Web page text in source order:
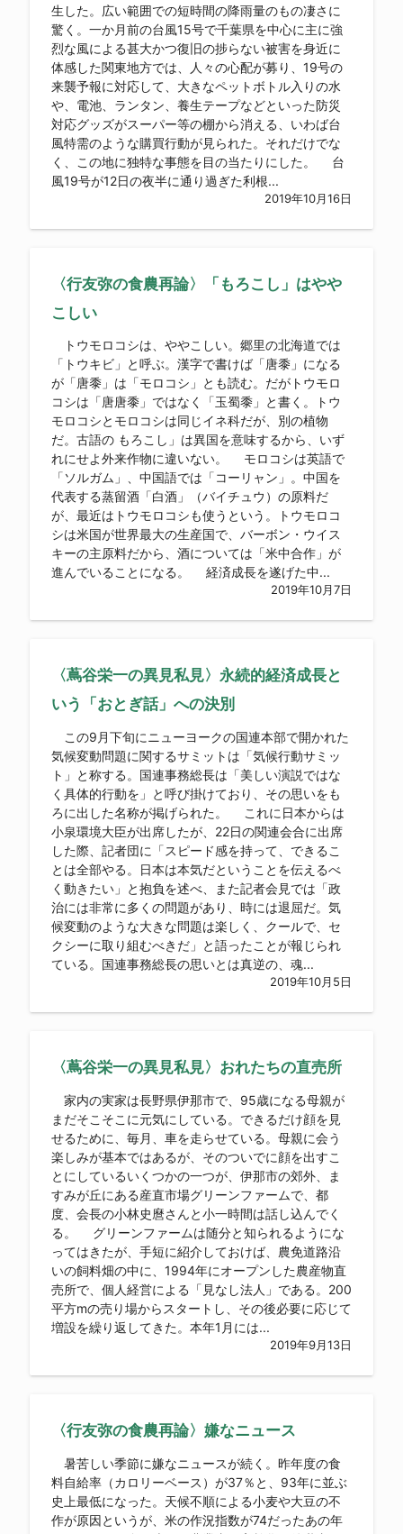
生した。広い範囲での短時間の降雨量のもの凄さに
驚く。一か月前の台風15号で千葉県を中心に主に強
烈な風による甚大かつ復旧の捗らない被害を身近に
体感した関東地方では、人々の心配が募り、19号の
来襲予報に対応して、大きなペットボトル入りの水
や、電池、ランタン、養生テープなどといった防災
対応グッズがスーパー等の棚から消える、いわば台
風特需のような購買行動が見られた。それだけでな
く、この地に独特な事態を目の当たりにした。 台
風19号が12日の夜半に通り過ぎた利根...
2019年10月16日
〈行友弥の食農再論〉「もろこし」はやや
こしい
トウモロコシは、ややこしい。郷里の北海道では
「トウキビ」と呼ぶ。漢字で書けば「唐黍」になる
が「唐黍」は「モロコシ」とも読む。だがトウモロ
コシは「唐唐黍」ではなく「玉蜀黍」と書く。トウ
モロコシとモロコシは同じイネ科だが、別の植物
だ。古語の もろこし」は異国を意味するから、いず
れにせよ外来作物に違いない。 モロコシは英語で
「ソルガム」、中国語では「コーリャン」。中国を
代表する蒸留酒「白酒」（バイチュウ）の原料だ
が、最近はトウモロコシも使うという。トウモロコ
シは米国が世界最大の生産国で、バーボン・ウイス
キーの主原料だから、酒については「米中合作」が
進んでいることになる。 経済成長を遂げた中...
2019年10月7日
〈蔦谷栄一の異見私見〉永続的経済成長と
いう「おとぎ話」への決別
この9月下旬にニューヨークの国連本部で開かれた
気候変動問題に関するサミットは「気候行動サミッ
ト」と称する。国連事務総長は「美しい演説ではな
く具体的行動を」と呼び掛けており、その思いをも
ろに出した名称が掲げられた。 これに日本からは
小泉環境大臣が出席したが、22日の関連会合に出席
した際、記者団に「スピード感を持って、できるこ
とは全部やる。日本は本気だということを伝えるべ
く動きたい」と抱負を述べ、また記者会見では「政
治には非常に多くの問題があり、時には退屈だ。気
候変動のような大きな問題は楽しく、クールで、セ
クシーに取り組むべきだ」と語ったことが報じられ
ている。国連事務総長の思いとは真逆の、魂...
2019年10月5日
〈蔦谷栄一の異見私見〉おれたちの直売所
家内の実家は長野県伊那市で、95歳になる母親が
まだそこそこに元気にしている。できるだけ顔を見
せるために、毎月、車を走らせている。母親に会う
楽しみが基本ではあるが、そのついでに顔を出すこ
とにしているいくつかの一つが、伊那市の郊外、ま
すみが丘にある産直市場グリーンファームで、都
度、会長の小林史麿さんと小一時間は話し込んでく
る。 グリーンファームは随分と知られるようにな
ってはきたが、手短に紹介しておけば、農免道路沿
いの飼料畑の中に、1994年にオープンした農産物直
売所で、個人経営による「見なし法人」である。200
平方mの売り場からスタートし、その後必要に応じて
増設を繰り返してきた。本年1月には...
2019年9月13日
〈行友弥の食農再論〉嫌なニュース
暑苦しい季節に嫌なニュースが続く。昨年度の食
料自給率（カロリーベース）が37％と、93年に並ぶ
史上最低になった。天候不順による小麦や大豆の不
作が原因というが、米の作況指数が74だったあの年